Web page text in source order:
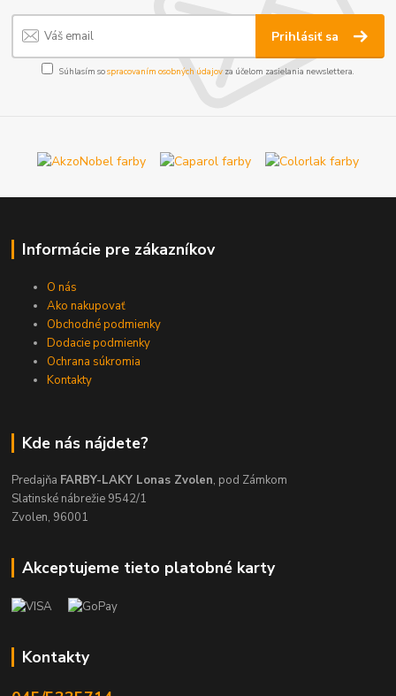
Prihlásiť sa
Súhlasím sospracovaním osobných údajov za účelom zasielania newslettera.
Informácie pre zákazníkov
O nás
Ako nakupovať
Obchodné podmienky
Dodacie podmienky
Ochrana súkromia
Kontakty
Kde nás nájdete?
Predajňa FARBY-LAKY Lonas Zvolen, pod Zámkom
Slatinské nábrežie 9542/1
Zvolen, 96001
Akceptujeme tieto platobné karty
Kontakty